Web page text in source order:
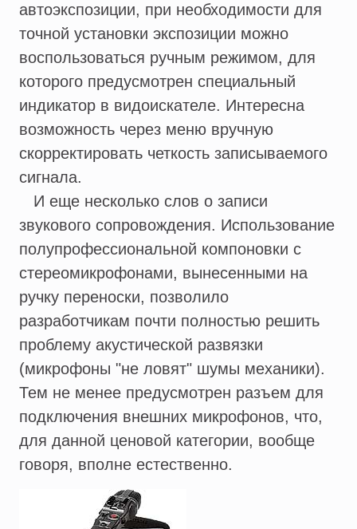
автоэкспозиции, при необходимости для
точной установки экспозиции можно
воспользоваться ручным режимом, для
которого предусмотрен специальный
индикатор в видоискателе. Интересна
возможность через меню вручную
скорректировать четкость записываемого
сигнала.
И еще несколько слов о записи
звукового сопровождения. Использование
полупрофессиональной компоновки с
стереомикрофонами, вынесенными на
ручку переноски, позволило
разработчикам почти полностью решить
проблему акустической развязки
(микрофоны "не ловят" шумы механики).
Тем не менее предусмотрен разъем для
подключения внешних микрофонов, что,
для данной ценовой категории, вообще
говоря, вполне естественно.